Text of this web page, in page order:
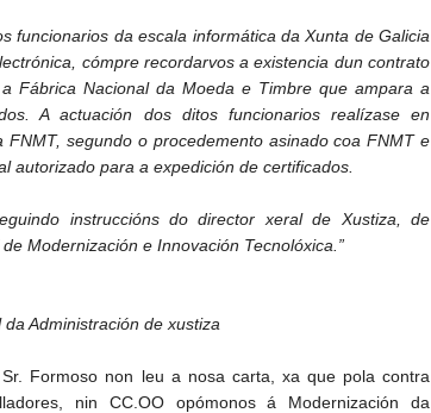
funcionarios da escala informática da Xunta de Galicia
cómpre recordarvos a existencia dun contrato
Fábrica Nacional da Moeda e Timbre que ampara a
A actuación dos ditos funcionarios realízase en
FNMT, segundo o procedemento asinado coa FNMT e
autorizado para a expedición de certificados.
instruccións do director xeral de Xustiza, de
Modernización e Innovación Tecnolóxica.”
Administración de xustiza
Formoso non leu a nosa carta, xa que pola contra
nin CC.OO opómonos á Modernización da